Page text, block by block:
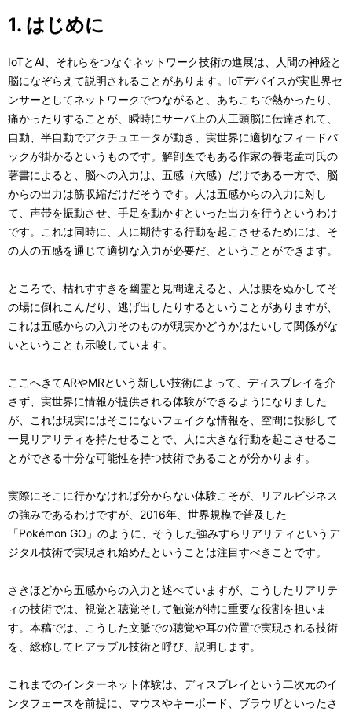
す
。
ョ
1. はじめに
IoTとAI、それらをつなぐネットワーク技術の進展は、人間の神経と
脳になぞらえて説明されることがあります。IoTデバイスが実世界セ
ンサーとしてネットワークでつながると、あちこちで熱かったり、
痛かったりすることが、瞬時にサーバ上の人工頭脳に伝達されて、
自動、半自動でアクチュエータが動き、実世界に適切なフィードバ
ックが掛かるというものです。解剖医でもある作家の養老孟司氏の
著書によると、脳への入力は、五感（六感）だけである一方で、脳
からの出力は筋収縮だけだそうです。人は五感からの入力に対し
て、声帯を振動させ、手足を動かすといった出力を行うというわけ
です。これは同時に、人に期待する行動を起こさせるためには、そ
の人の五感を通じて適切な入力が必要だ、ということができます。
ところで、枯れすすきを幽霊と見間違えると、人は腰をぬかしてそ
の場に倒れこんだり、逃げ出したりするということがありますが、
これは五感からの入力そのものが現実かどうかはたいして関係がな
いということも示唆しています。
ここへきてARやMRという新しい技術によって、ディスプレイを介
さず、実世界に情報が提供される体験ができるようになりました
が、これは現実にはそこにないフェイクな情報を、空間に投影して
一見リアリティを持たせることで、人に大きな行動を起こさせるこ
とができる十分な可能性を持つ技術であることが分かります。
実際にそこに行かなければ分からない体験こそが、リアルビジネス
の強みであるわけですが、2016年、世界規模で普及した
「Pokémon GO」のように、そうした強みすらリアリティというデ
ジタル技術で実現され始めたということは注目すべきことです。
さきほどから五感からの入力と述べていますが、こうしたリアリテ
ィの技術では、視覚と聴覚そして触覚が特に重要な役割を担いま
す。本稿では、こうした文脈での聴覚や耳の位置で実現される技術
を、総称してヒアラブル技術と呼び、説明します。
これまでのインターネット体験は、ディスプレイという二次元のイ
ンタフェースを前提に、マウスやキーボード、ブラウザといったさ